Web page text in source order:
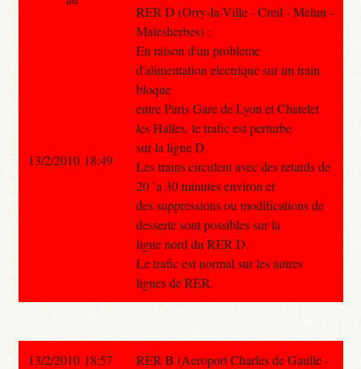
RER D (Orry-la-Ville - Creil - Melun -
Malesherbes) :
En raison d'un probleme
d'alimentation electrique sur un train
bloque
entre Paris Gare de Lyon et Chatelet
les Halles, le trafic est perturbe
sur la ligne D.
Les trains circulent avec des retards de
20 `a 30 minutes environ et
des suppressions ou modifications de
desserte sont possibles sur la
ligne nord du RER D.
Le trafic est normal sur les autres
lignes de RER.
13/2/2010 18:49
13/2/2010 18:57
RER B (Aeroport Charles de Gaulle -